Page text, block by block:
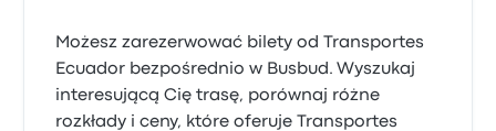
Możesz zarezerwować bilety od Transportes
Ecuador bezpośrednio w Busbud. Wyszukaj
interesującą Cię trasę, porównaj różne
rozkłady i ceny, które oferuje Transportes